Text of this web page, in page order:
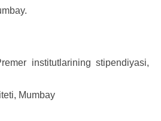
institutlarining stipendiyasi,
Mumbay